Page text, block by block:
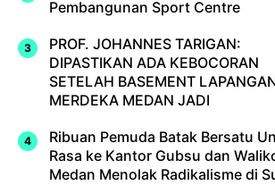
Pembangunan Sport Centre
PROF. JOHANNES TARIGAN:
DIPASTIKAN ADA KEBOCORAN
SETELAH BASEMENT
MERDEKA MEDAN JADI
Ribuan Pemuda Batak Bersatu
Rasa ke Kantor Gubsu dan
Medan Menolak Radikalisme di